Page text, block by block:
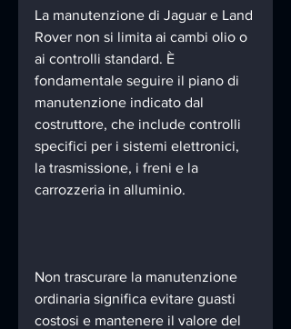
La manutenzione di Jaguar e Land
Rover non si limita ai cambi olio o
ai controlli standard. È
fondamentale seguire il piano di
manutenzione indicato dal
costruttore, che include controlli
specifici per i sistemi elettronici,
la trasmissione, i freni e la
carrozzeria in alluminio.
Non trascurare la manutenzione
ordinaria significa evitare guasti
costosi e mantenere il valore del